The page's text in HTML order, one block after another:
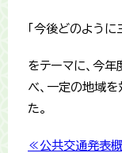
「今後どのよう
をテーマに、今
べ、一定の地域
た。
≪公共交通発表